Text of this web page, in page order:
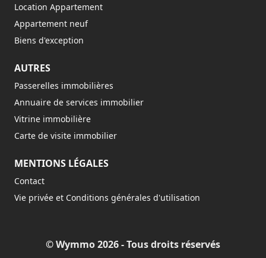
Location Appartement
Appartement neuf
Biens d'exception
AUTRES
Passerelles immobilières
Annuaire de services immobilier
Vitrine immobilière
Carte de visite immobilier
MENTIONS LÉGALES
Contact
Vie privée et Conditions générales d'utilisation
© Wymmo 2026 - Tous droits réservés